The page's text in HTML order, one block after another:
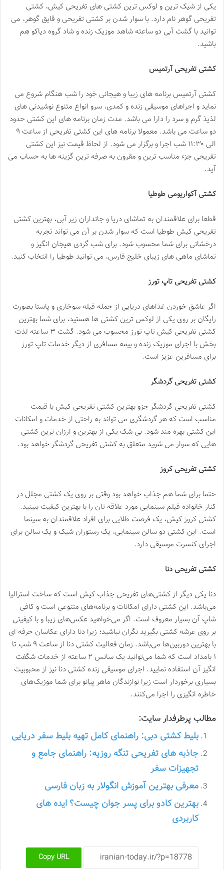
یکی از شیک ترین و لوکس ترین کشتی های تفریحی کیش، کشتی
تفریحی گوهر نام دارد. با سوار شدن بر کشتی تفریحی و قایق گوهر، می
توانید با گشت آبی دو ساعته شاهد موزیک زنده و شاد گروه دیاکو هم
باشید.
کشتی تفریحی آرتمیس
کشتی آرتمیس برنامه های زیبا و هیجانی خود را شب هنگام شروع می
نماید و اجراهای موسیقی زنده و کمدی، سرو انواع متنوع نوشیدنی های
لذیذ گرم و سرد را دارا می باشد. مدت زمان برنامه های این کشتی حدود
دو ساعت می باشد. معمولا برنامه های این کشتی تفریحی از ساعت ۹
الی ۱۱:۳۰ شب اجرا و برگزار می شود. از لحاظ قیمت نیز این کشتی
تفریحی جزء مناسب ترین و مقرون به صرفه ترین گزینه ها به حساب می
آید.
کشتی آکواریومی طوطیا
قطعا برای علاقمندان به تماشای دریا و جانداران زیر آبی، بهترین کشتی
تفریحی کیش طوطیا است که سوار شدن بر آن می تواند تجربه
درخشانی برای شما محسوب شود. برای شب گردی هیجان انگیز و
تماشای ماهی های زیبای خلیج فارس، می توانید طوطیا را انتخاب کنید.
کشتی تفریحی تاپ تورز
اگر عاشق خوردن غذاهای دریایی از جمله فیله سوخاری و پاستا بصورت
رایگان بر روی یکی از لوکس ترین کشتی ها هستید، برای شما بهترین
کشتی تفریحی کیش تاپ تورز محسوب می شود. گشت ۳ ساعته لذت
بخش با اجرای موزیک زنده و بیمه مسافری از دیگر خدمات تاپ تورز
برای مسافرین عزیز است.
کشتی تفریحی گردشگر
کشتی تفریحی گردشگر جزو بهترین کشتی تفریحی کیش با قیمت
مناسب است که هر گردشگری می تواند به راحتی از خدمات و امکانات
این کشتی بهره مند شود. بی شک یکی از بهترین و ارزان ترین کشتی
هایی که سوار می شوید متعلق به کشتی تفریحی گردشگر خواهد بود.
کشتی تفریحی کروز
حتما برای شما هم جذاب خواهد بود وقتی بر روی یک کشتی مجلل در
کنار خانواده فیلم سینمایی مورد علاقه تان را با بهترین کیفیت ببینید.
کشتی کروز کیش، یک فرصت طلایی برای افراد علاقمندان به سینما
است. این کشتی دو سالن سینمایی، یک رستوران شیک و یک سالن برای
اجرای کنسرت موسیقی دارد.
کشتی تفریحی دنا
دنا یکی دیگر از کشتی‌های تفریحی جذاب کیش است که ساخت استرالیا
می‌باشد. این کشتی دارای امکانات و برنامه‌های متنوعی است و کافی
شاپ آن بسیار معروف است. اگر می‌خواهید عکس‌های زیبا و با کیفیتی
بر روی عرشه کشتی بگیرید نگران نباشید؛ زیرا دنا دارای عکاسان حرفه ای
با بهترین دوربین‌ها می‌باشد. زمان فعالیت کشتی دنا از ساعت ۹ شب تا
۱ بامداد است که شما می‌توانید یک سانس ۲ ساعته از خدمات شگفت
انگیز آن استفاده نمایید. اجرای موسیقی زنده کشتی دنا نیز از محبوبیت
بسیاری برخوردار است زیرا نوازندگان ماهر پیانو برای شما موزیک‌های
خاطره انگیزی را اجرا می‌کنند.
مطالب پرطرفدار سایت:
بلیط کشتی دبی: راهنمای کامل تهیه بلیط سفر دریایی
جاذبه های تفریحی تنگه روزیه: راهنمای جامع و
تجهیزات سفر
معرفی بهترین آموزش انگولار به زبان فارسی
بهترین کادو برای پسر جوان چیست؟ ایده های
کاربردی
Copy URL